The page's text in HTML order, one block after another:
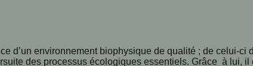
d’un environnement biophysique de qualité ; de celui-ci
des processus écologiques essentiels. Grâce à lui, il